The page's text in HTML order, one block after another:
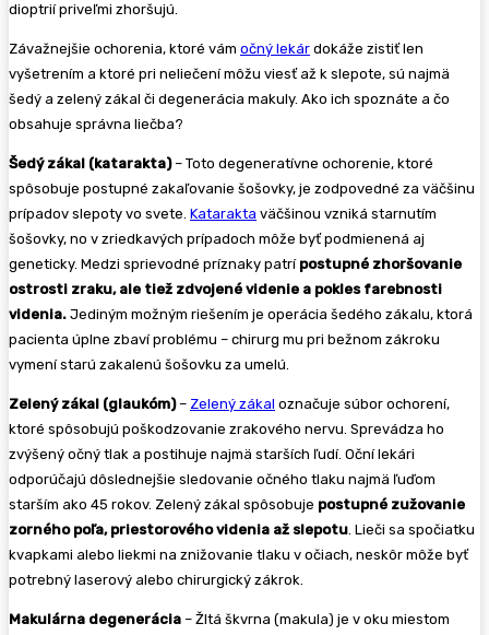
dioptrií priveľmi zhoršujú.
Závažnejšie ochorenia, ktoré vám očný lekár dokáže zistiť len
vyšetrením a ktoré pri neliečení môžu viesť až k slepote, sú najmä
šedý a zelený zákal či degenerácia makuly. Ako ich spoznáte a čo
obsahuje správna liečba?
Šedý zákal (katarakta)– Toto degeneratívne ochorenie, ktoré
spôsobuje postupné zakaľovanie šošovky, je zodpovedné za väčšinu
prípadov slepoty vo svete. Katarakta väčšinou vzniká starnutím
šošovky, no v zriedkavých prípadoch môže byť podmienená aj
geneticky. Medzi sprievodné príznaky patrí postupné zhoršovanie
ostrosti zraku, ale tiež zdvojené videnie a pokles farebnosti
videnia. Jediným možným riešením je operácia šedého zákalu, ktorá
pacienta úplne zbaví problému – chirurg mu pri bežnom zákroku
vymení starú zakalenú šošovku za umelú.
Zelený zákal (glaukóm)– Zelený zákal označuje súbor ochorení,
ktoré spôsobujú poškodzovanie zrakového nervu. Sprevádza ho
zvýšený očný tlak a postihuje najmä starších ľudí. Oční lekári
odporúčajú dôslednejšie sledovanie očného tlaku najmä ľuďom
starším ako 45 rokov. Zelený zákal spôsobuje postupné zužovanie
zorného poľa, priestorového videnia až slepotu. Lieči sa spočiatku
kvapkami alebo liekmi na znižovanie tlaku v očiach, neskôr môže byť
potrebný laserový alebo chirurgický zákrok.
Makulárna degenerácia – Žltá škvrna (makula) je v oku miestom